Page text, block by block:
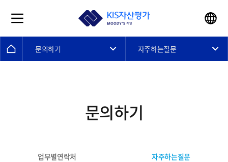
문의하기 자주하는질문
문의하기
업무별연락처 자주하는질문